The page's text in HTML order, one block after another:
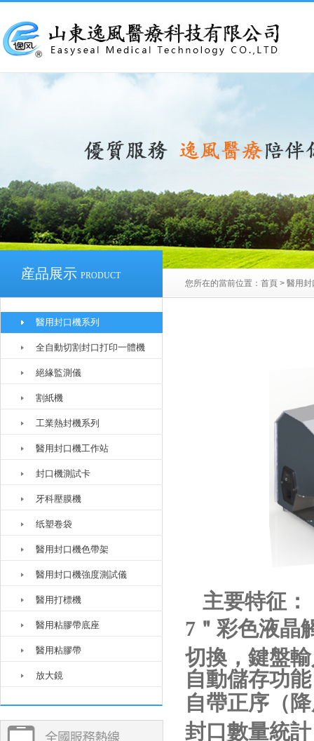
産品展示 PRODUCT
您所在的當前位置： 首頁 > 醫用封
醫用封口機系列
全自動切割封口打印一體機
絕緣監測儀
割紙機
工業熱封機系列
醫用封口機工作站
封口機測試卡
牙科壓膜機
纸塑卷袋
醫用封口機色帶架
醫用封口機強度測試儀
醫用打標機
醫用粘膠帶底座
醫用粘膠帶
放大鏡
主要特征：
7＂彩色液晶
切換，鍵盤
自動儲存功
自帶正序（
封口數量統